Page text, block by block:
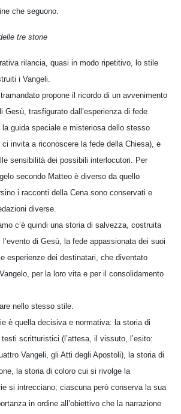
che seguono.
tre storie
rilancia, quasi in modo ripetitivo, lo stile
i Vangeli.
propone il ricordo di un avvenimento
Gesù, trasfigurato dall’esperienza di fede
la guida speciale e misteriosa dello stesso
invita a riconoscere la fede della Chiesa), e
sensibilità dei possibili interlocutori. Per
secondo Matteo è diverso da quello
i racconti della Cena sono conservati e
diverse.
c’è quindi una storia di salvezza, costruita
di Gesù, la fede appassionata dei suoi
esperienze dei destinatari, che diventato
per la loro vita e per il consolidamento
nello stesso stile.
è quella decisiva e normativa: la storia di
scritturistici (l’attesa, il vissuto, l’esito:
Vangeli, gli Atti degli Apostoli), la storia di
la storia di coloro cui si rivolge la
si intrecciano; ciascuna però conserva la sua
in ordine all’obiettivo che la narrazione